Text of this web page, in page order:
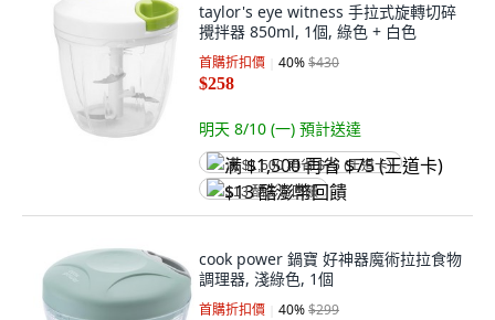
taylor's eye witness 手拉式旋轉切碎
攪拌器 850ml, 1個, 綠色 + 白色
首購折扣價 40%$430
$258
明天 8/10 (一) 預計送達
满 $1,500 再省 $75 (王道卡)
$13 酷澎幣回饋
cook power 鍋寶 好神器魔術拉拉食物
調理器, 淺綠色, 1個
首購折扣價 40%$299